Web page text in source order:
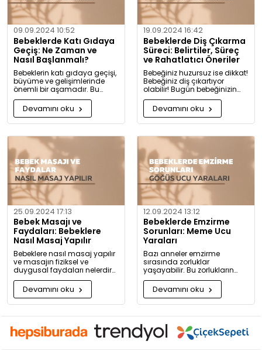
09.09.2024 10:52
Bebeklerde Katı Gıdaya
Geçiş: Ne Zaman ve
Nasıl Başlanmalı?
Bebeklerin katı gıdaya geçişi,
büyüme ve gelişimlerinde
önemli bir aşamadır. Bu
konuda bilmeniz gerekenleri
detaylıca anlattık!
Devamını oku
19.09.2024 16:42
Bebeklerde Diş Çıkarma
Süreci: Belirtiler, Süreç
ve Rahatlatıcı Öneriler
Bebeğiniz huzursuz ise dikkat!
Bebeğiniz diş çıkartıyor
olabilir! Bugün bebeğinizin
diş çıkarma belirtilerini ve sizi
rahatlatacak önerileri
paylaşıyoruz.
Devamını oku
25.09.2024 17:13
Bebek Masajı ve
Faydaları: Bebeklere
Nasıl Masaj Yapılır
Bebeklere nasıl masaj yapılır
ve masajın fiziksel ve
duygusal faydaları nelerdir?
Neden bugüne kadar masaj
yapmadığınıza pişman
olacaksınız!
Devamını oku
12.09.2024 13:12
Bebeklerde Emzirme
Sorunları: Meme Ucu
Yaraları
Bazı anneler emzirme
sırasında zorluklar
yaşayabilir. Bu zorlukların
başında meme ucu yaraları
ve emzirme sırasında
hissedilen acı gelir.
Devamını oku